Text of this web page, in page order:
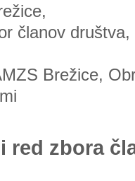
članov društva,
Brežice,
red zbora